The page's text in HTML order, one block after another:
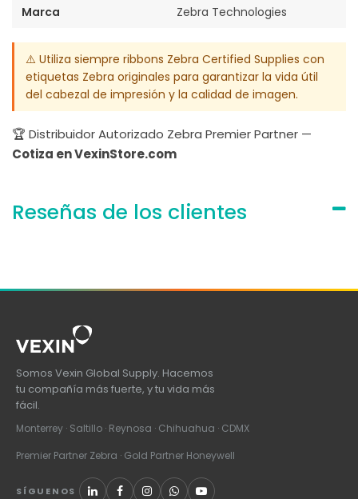
Marca
Zebra Technologies
⚠️ Utiliza siempre ribbons Zebra Certified Supplies con
etiquetas Zebra originales para garantizar la vida útil
del cabezal de impresión y la calidad de imagen.
🏆 Distribuidor Autorizado Zebra Premier Partner —
Cotiza en VexinStore.com
Reseñas de los clientes
Somos Vexin Global Supply. Hacemos
tu compañía más fuerte, y tu vida más
fácil.
Monterrey · Saltillo · Reynosa · Chihuahua · CDMX
Premier Partner Zebra · Gold Partner Honeywell
SÍGUENOS